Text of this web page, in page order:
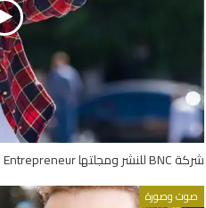
شركة BNC للنشر ومجلتها Entrepreneur الشرق الاوسط ، نظمت…
صوت وصورة